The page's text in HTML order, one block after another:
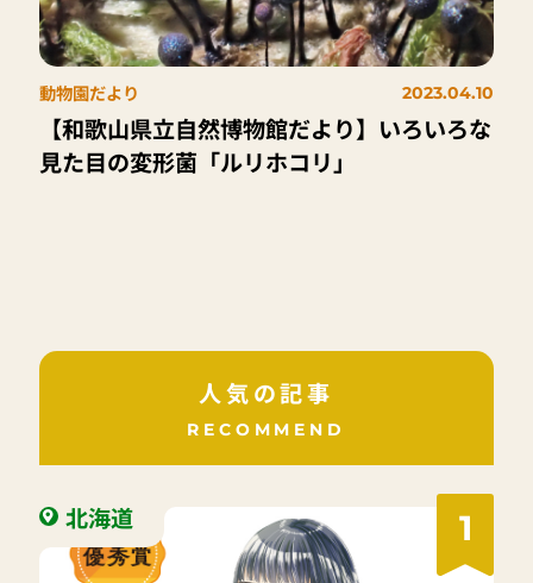
動物園だより 2023.04.10
【和歌山県立自然博物館だより】いろいろな
見た目の変形菌「ルリホコリ」
人気の記事
RECOMMEND
1
北海道